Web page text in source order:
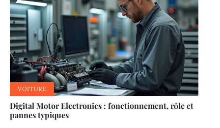
VOITURE
Digital Motor Electronics : fonctionnement, rôle et
pannes typiques